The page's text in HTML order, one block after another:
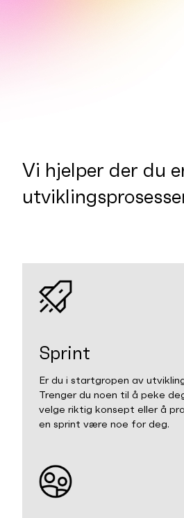
Vi hjelper der du
Sprint
Er du i startgropen av
Trenger du noen til å peke
velge riktig konsept eller å
en sprint være noe for deg.